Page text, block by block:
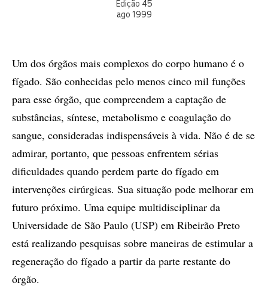
Edição 45
ago 1999
Um dos órgãos mais complexos do corpo humano é o
fígado. São conhecidas pelo menos cinco mil funções
para esse órgão, que compreendem a captação de
substâncias, síntese, metabolismo e coagulação do
sangue, consideradas indispensáveis à vida. Não é de se
admirar, portanto, que pessoas enfrentem sérias
dificuldades quando perdem parte do fígado em
intervenções cirúrgicas. Sua situação pode melhorar em
futuro próximo. Uma equipe multidisciplinar da
Universidade de São Paulo (USP) em Ribeirão Preto
está realizando pesquisas sobre maneiras de estimular a
regeneração do fígado a partir da parte restante do
órgão.